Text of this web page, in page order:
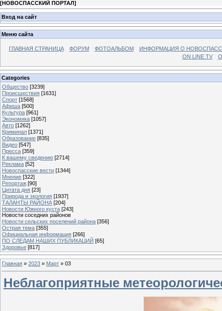
[НОВОСПАССКИЙ ПОРТАЛ]
Вход на сайт
Меню сайта
ГЛАВНАЯ СТРАНИЦА ФОРУМ ФОТОАЛЬБОМ
ИНФОРМАЦИЯ О
ON LINE TV
Categories
Общество [3239]
Происшествия [1631]
Спорт [1568]
Афиша [500]
Культура [961]
Экономика [1057]
Авто [1262]
Криминал [1371]
Образование [835]
Видео [547]
Пресса [359]
К вашему сведению [2714]
Реклама [52]
Новоспасские вести [1344]
Мнение [322]
Репортаж [90]
Цитата дня [23]
Природа и экология [1937]
ТАЛАНТЫ РАЙОНА [204]
Новости Южного куста [243]
Новости соседних районов
Новости сельских поселений района [356]
Острая тема [355]
Официальная информация [266]
ПО СЛЕДАМ НАШИХ ПУБЛИКАЦИЙ [65]
Здоровье [817]
Главная » 2023 » Март » 03
Неблагоприятные